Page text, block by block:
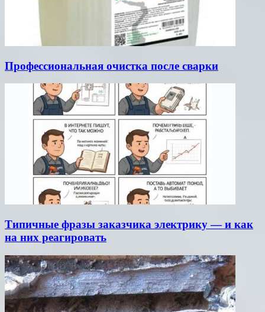
Профессиональная очистка после сварки
Типичные фразы заказчика электрику — и как
на них реагировать